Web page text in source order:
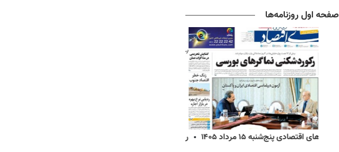
صفحه اول روزنامه‌ها
روزنامه‌های صبح پنج‌شنبه ۱۵ مرداد ۱۴۰۵